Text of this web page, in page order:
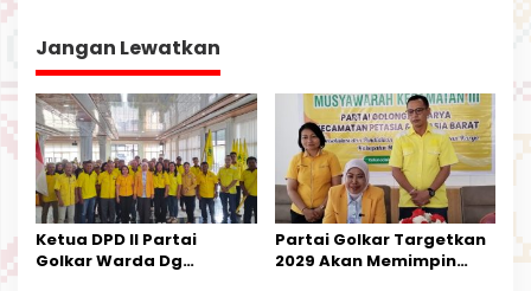
g
a
s
i
p
o
s
Jangan Lewatkan
Ketua DPD II Partai
Golkar Warda Dg
Partai Golkar Targetkan
2029 Akan Memimpin